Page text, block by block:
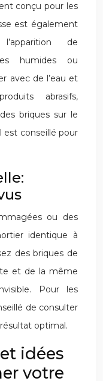
conçu pour les
est également
de
humides ou
avec de l’eau et
abrasifs,
briques sur le
conseillé pour
ou des
identique à
des briques de
et de la même
Pour les
de consulter
optimal.
idées
votre